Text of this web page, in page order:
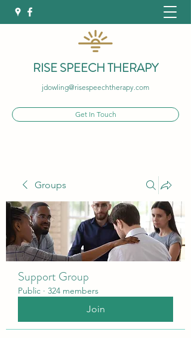
RISE SPEECH THERAPY
jdowling@risespeechtherapy.com
Get In Touch
Groups
Support Group
Public · 324 members
Join